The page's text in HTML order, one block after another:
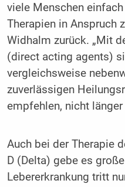
viele Menschen
Therapien in Anspruch
Widhalm zurück. „Mit
(direct acting agents)
vergleichsweise
zuverlässigen
empfehlen, nicht länger
Auch bei der Therapie
D (Delta) gebe es
Lebererkrankung tritt